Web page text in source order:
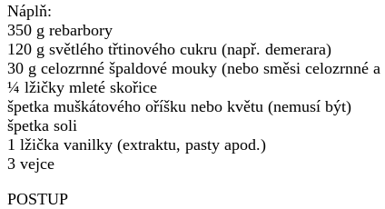
Náplň:
350 g rebarbory
120 g světlého třtinového cukru (např. demerara)
30 g celozrnné špaldové mouky (nebo směsi celozrnné
¼ lžičky mleté skořice
špetka muškátového oříšku nebo květu (nemusí být)
špetka soli
1 lžička vanilky (extraktu, pasty apod.)
3 vejce
POSTUP